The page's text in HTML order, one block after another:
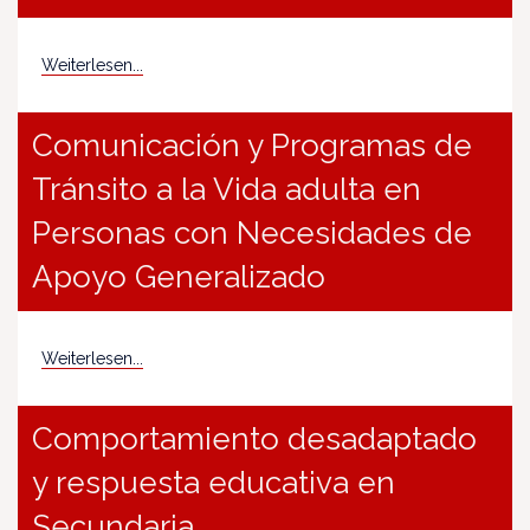
Weiterlesen...
Comunicación y Programas de
Tránsito a la Vida adulta en
Personas con Necesidades de
Apoyo Generalizado
Weiterlesen...
Comportamiento desadaptado
y respuesta educativa en